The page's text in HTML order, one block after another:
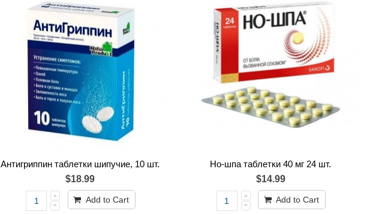
Антигриппин таблетки шипучие, 10 шт.
$18.99
Add to Cart
Но-шпа таблетки 40 мг 24 шт.
$14.99
Add to Cart